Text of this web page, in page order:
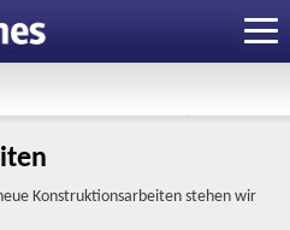
Konstruktionsarbeiten stehen wir